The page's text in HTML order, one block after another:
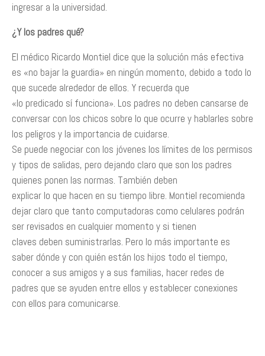
ingresar a la universidad.
¿Y los padres qué?
El médico Ricardo Montiel dice que la solución más efectiva
es «no bajar la guardia» en ningún momento, debido a todo lo
que sucede alrededor de ellos. Y recuerda que
«lo predicado sí funciona». Los padres no deben cansarse de
conversar con los chicos sobre lo que ocurre y hablarles sobre
los peligros y la importancia de cuidarse.
Se puede negociar con los jóvenes los límites de los permisos
y tipos de salidas, pero dejando claro que son los padres
quienes ponen las normas. También deben
explicar lo que hacen en su tiempo libre. Montiel recomienda
dejar claro que tanto computadoras como celulares podrán
ser revisados en cualquier momento y si tienen
claves deben suministrarlas. Pero lo más importante es
saber dónde y con quién están los hijos todo el tiempo,
conocer a sus amigos y a sus familias, hacer redes de
padres que se ayuden entre ellos y establecer conexiones
con ellos para comunicarse.